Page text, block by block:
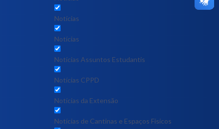
Notícias
Notícias
Notícias Assuntos Estudantis
Notícias CPPD
Notícias da Extensão
Notícias de Cantinas e Espaços Físicos